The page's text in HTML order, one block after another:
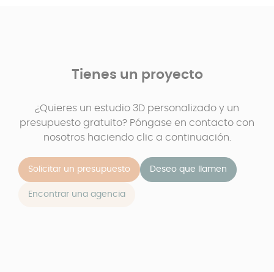
Tienes un proyecto
¿Quieres un estudio 3D personalizado y un
presupuesto gratuito? Póngase en contacto con
nosotros haciendo clic a continuación.
Solicitar un presupuesto Deseo que llamen
Encontrar una agencia